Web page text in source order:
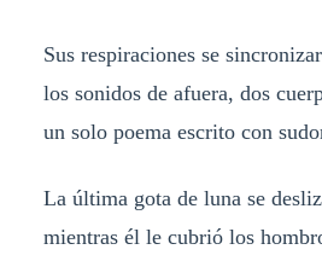
Sus respiraciones se
los sonidos de afuera, dos
un solo poema escrito con
La última gota de luna se
mientras él le cubrió los